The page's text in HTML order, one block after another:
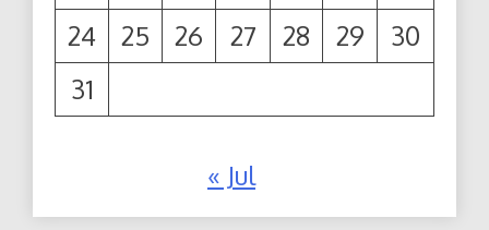
24
25 26 27 28 29
30
31
« Jul